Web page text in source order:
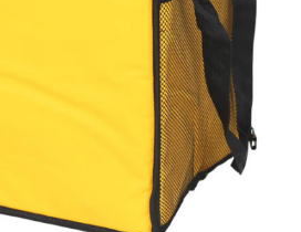
のご負担をお願いいたします。割引サービスは一